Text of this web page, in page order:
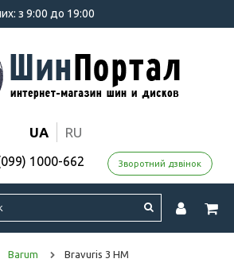
з 9:00 до 19:00
UA RU
1000-662 Зворотний дзвінок
Barum Bravuris 3 HM